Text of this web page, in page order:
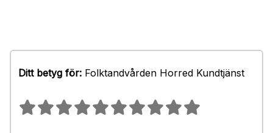
Ditt betyg för: Folktandvården Horred Kundtjänst